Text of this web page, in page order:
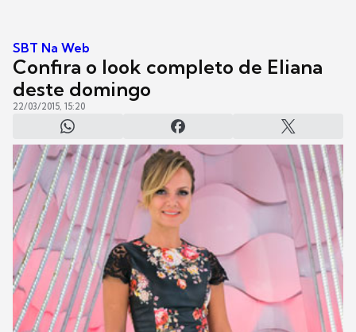
SBT Na Web
Confira o look completo de Eliana
deste domingo
22/03/2015, 15:20